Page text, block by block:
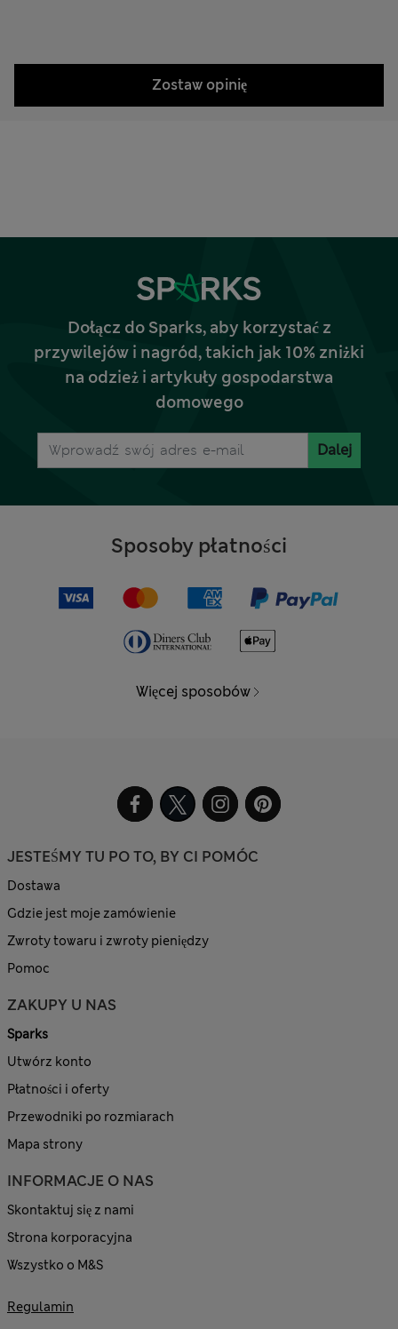
Zostaw opinię
Dołącz do Sparks, aby korzystać z
przywilejów i nagród, takich jak 10% zniżki
na odzież i artykuły gospodarstwa
domowego
Dalej
Sposoby płatności
Więcej sposobów
JESTEŚMY TU PO TO, BY CI POMÓC
Dostawa
Gdzie jest moje zamówienie
Zwroty towaru i zwroty pieniędzy
Pomoc
ZAKUPY U NAS
Sparks
Utwórz konto
Płatności i oferty
Przewodniki po rozmiarach
Mapa strony
INFORMACJE O NAS
Skontaktuj się z nami
Strona korporacyjna
Wszystko o M&S
Regulamin